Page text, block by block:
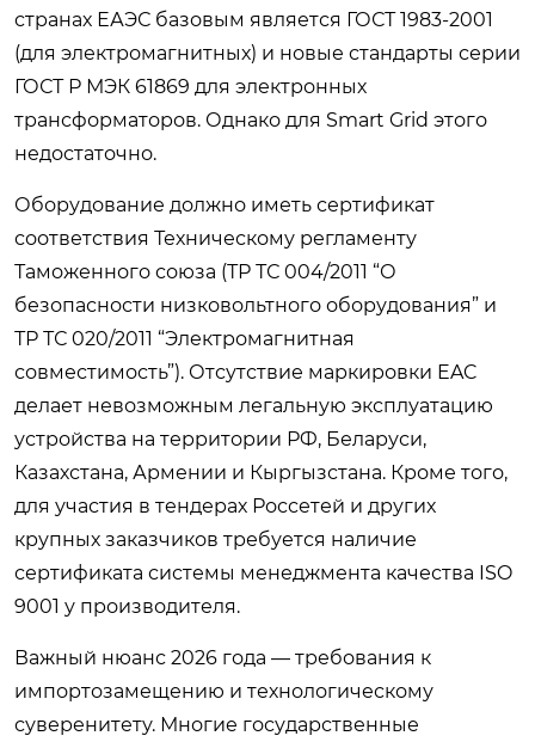
странах ЕАЭС базовым является ГОСТ 1983-2001
(для электромагнитных) и новые стандарты серии
ГОСТ Р МЭК 61869 для электронных
трансформаторов. Однако для Smart Grid этого
недостаточно.
Оборудование должно иметь сертификат
соответствия Техническому регламенту
Таможенного союза (ТР ТС 004/2011 “О
безопасности низковольтного оборудования” и
ТР ТС 020/2011 “Электромагнитная
совместимость”). Отсутствие маркировки EAC
делает невозможным легальную эксплуатацию
устройства на территории РФ, Беларуси,
Казахстана, Армении и Кыргызстана. Кроме того,
для участия в тендерах Россетей и других
крупных заказчиков требуется наличие
сертификата системы менеджмента качества ISO
9001 у производителя.
Важный нюанс 2026 года — требования к
импортозамещению и технологическому
суверенитету. Многие государственные